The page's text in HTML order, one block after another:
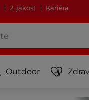
2. jakost Kariéra
Outdoor